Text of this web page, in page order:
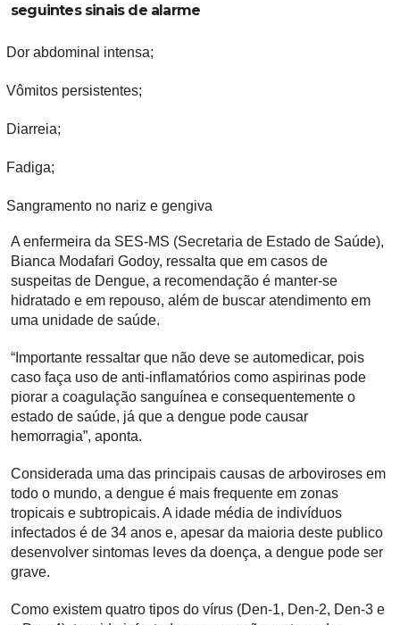
seguintes sinais de alarme
Dor abdominal intensa;
Vômitos persistentes;
Diarreia;
Fadiga;
Sangramento no nariz e gengiva
A enfermeira da SES-MS (Secretaria de Estado de Saúde),
Bianca Modafari Godoy, ressalta que em casos de
suspeitas de Dengue, a recomendação é manter-se
hidratado e em repouso, além de buscar atendimento em
uma unidade de saúde.
“Importante ressaltar que não deve se automedicar, pois
caso faça uso de anti-inflamatórios como aspirinas pode
piorar a coagulação sanguínea e consequentemente o
estado de saúde, já que a dengue pode causar
hemorragia”, aponta.
Considerada uma das principais causas de arboviroses em
todo o mundo, a dengue é mais frequente em zonas
tropicais e subtropicais. A idade média de indivíduos
infectados é de 34 anos e, apesar da maioria deste publico
desenvolver sintomas leves da doença, a dengue pode ser
grave.
Como existem quatro tipos do vírus (Den-1, Den-2, Den-3 e